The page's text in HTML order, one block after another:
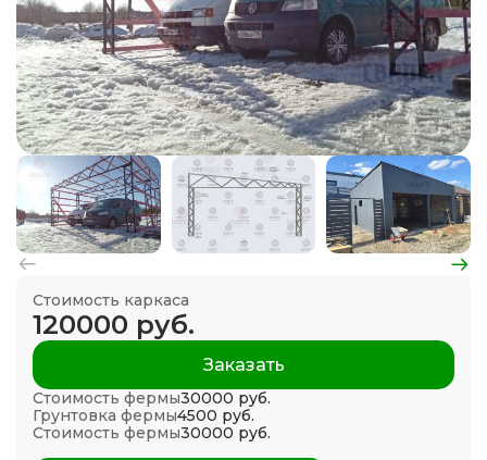
Стоимость каркаса
120000 руб.
Заказать
Стоимость фермы30000 руб.
Стоимость фермы30000 руб.
Грунтовка фермы4500 руб.